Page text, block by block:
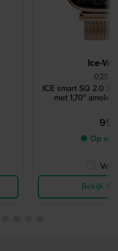
Ice-
ICE smart SQ 2.0
met 1,70"
99,-
● Op
Bekijk